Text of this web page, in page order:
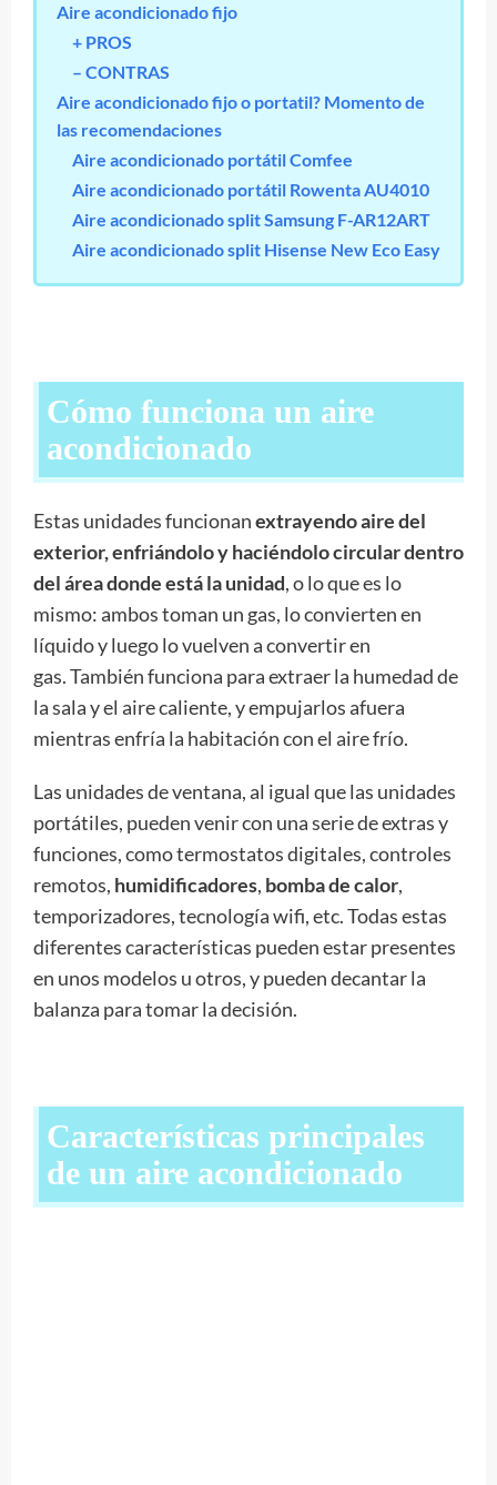
Aire acondicionado fijo
+ PROS
– CONTRAS
Aire acondicionado fijo o portatil? Momento de
las recomendaciones
Aire acondicionado portátil Comfee
Aire acondicionado portátil Rowenta AU4010
Aire acondicionado split Samsung F-AR12ART
Aire acondicionado split Hisense New Eco Easy
Cómo funciona un aire
acondicionado
Estas unidades funcionanextrayendo aire del
exterior, enfriándolo y haciéndolo circular dentro
del área donde está la unidad, o lo que es lo
mismo: ambos toman un gas, lo convierten en
líquido y luego lo vuelven a convertir en
gas. También funciona para extraer la humedad de
la sala y el aire caliente, y empujarlos afuera
mientras enfría la habitación con el aire frío.
Las unidades de ventana, al igual que las unidades
portátiles, pueden venir con una serie de extras y
funciones, como termostatos digitales, controles
remotos, humidificadores, bomba de calor,
temporizadores, tecnología wifi, etc. Todas estas
diferentes características pueden estar presentes
en unos modelos u otros, y pueden decantar la
balanza para tomar la decisión.
Características principales
de un aire acondicionado